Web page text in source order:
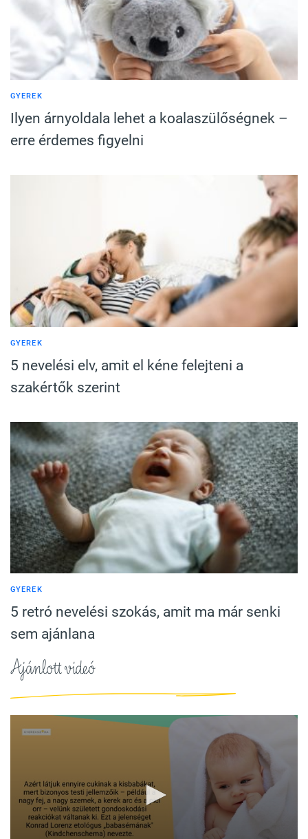
GYEREK
Ilyen árnyoldala lehet a koalaszülőségnek –
erre érdemes figyelni
GYEREK
5 nevelési elv, amit el kéne felejteni a
szakértők szerint
GYEREK
5 retró nevelési szokás, amit ma már senki
sem ajánlana
Ajánlott videó